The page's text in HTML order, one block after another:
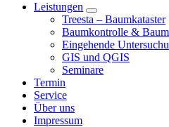
Leistungen
Treesta – Baumkataster
Baumkontrolle &
Eingehende
GIS und QGIS
Seminare
Termin
Service
Über uns
Impressum